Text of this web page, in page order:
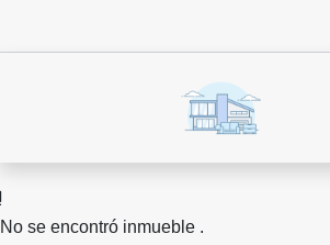
No se encontró inmueble .